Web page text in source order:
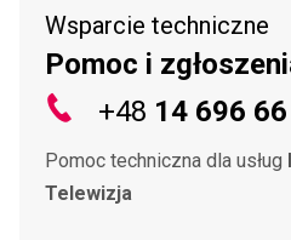
Wsparcie techniczne
Pomoc i
+48 14 696
Pomoc techniczna dla usług
Telewizja